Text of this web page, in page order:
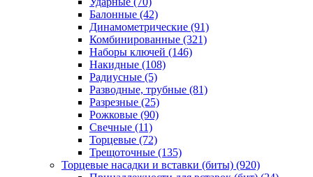
Балонные (42)
Динамометрические (91)
Комбинированные (321)
Наборы ключей (146)
Накидные (108)
Радиусные (5)
Разводные, трубные (81)
Разрезные (25)
Рожковые (90)
Свечные (11)
Торцевые (72)
Трещоточные (135)
Торцевые насадки и вставки (биты) (920)